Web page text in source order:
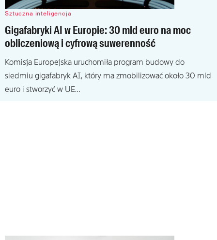
Sztuczna inteligencja
Gigafabryki AI w Europie: 30 mld euro na moc
obliczeniową i cyfrową suwerenność
Komisja Europejska uruchomiła program budowy do
siedmiu gigafabryk AI, który ma zmobilizować około 30 mld
euro i stworzyć w UE…